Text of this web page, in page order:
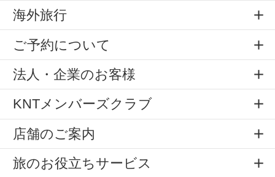
海外旅行
ご予約について
法人・企業のお客様
KNTメンバーズクラブ
店舗のご案内
旅のお役立ちサービス